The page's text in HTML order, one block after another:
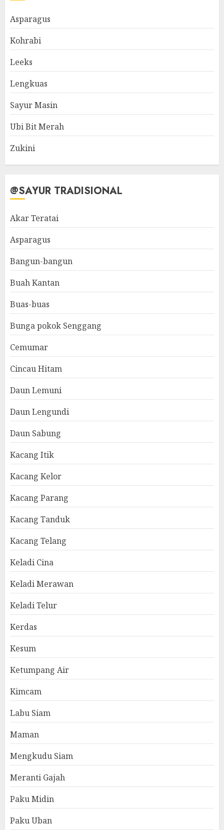
Asparagus
Kohrabi
Leeks
Lengkuas
Sayur Masin
Ubi Bit Merah
Zukini
@SAYUR TRADISIONAL
Akar Teratai
Asparagus
Bangun-bangun
Buah Kantan
Buas-buas
Bunga pokok Senggang
Cemumar
Cincau Hitam
Daun Lemuni
Daun Lengundi
Daun Sabung
Kacang Itik
Kacang Kelor
Kacang Parang
Kacang Tanduk
Kacang Telang
Keladi Cina
Keladi Merawan
Keladi Telur
Kerdas
Kesum
Ketumpang Air
Kimcam
Labu Siam
Maman
Mengkudu Siam
Meranti Gajah
Paku Midin
Paku Uban